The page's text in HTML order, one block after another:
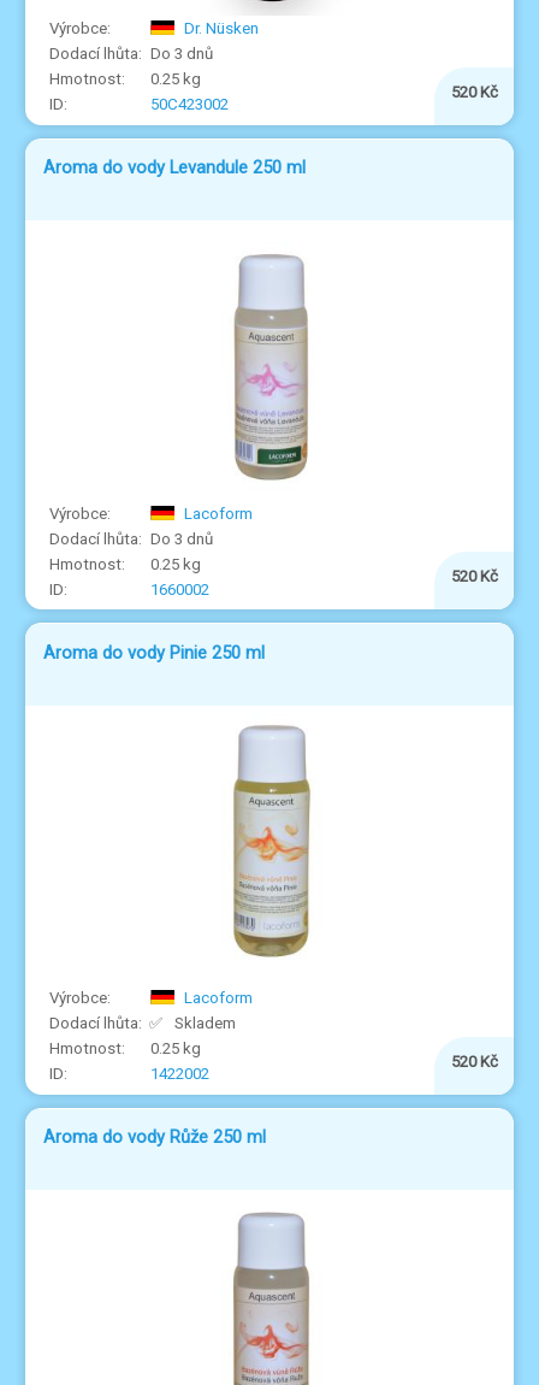
Dr. Nüsken
Do 3 dnů
0.25 kg
50C423002
520 Kč
Aroma do vody Levandule 250 ml
Lacoform
Do 3 dnů
0.25 kg
1660002
520 Kč
Aroma do vody Pinie 250 ml
Lacoform
Skladem
0.25 kg
1422002
520 Kč
Aroma do vody Růže 250 ml